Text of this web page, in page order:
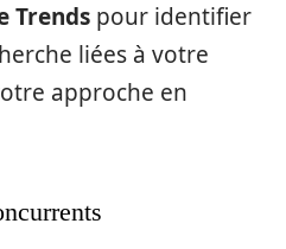
Trends pour identifier
liées à votre
approche en